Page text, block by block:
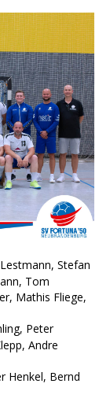
Stefan
Tom
Mathis Fliege,
Peter
Andre
Henkel, Bernd